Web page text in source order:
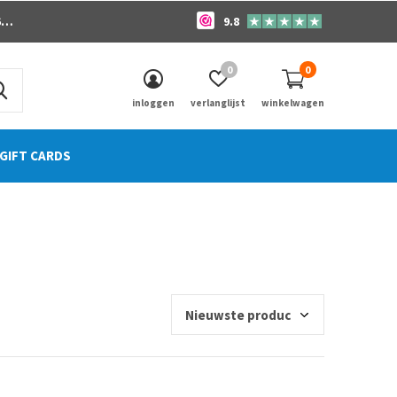
GIFT CARDS
inloggen verlanglijst
0
winkelwagen
0
9.8